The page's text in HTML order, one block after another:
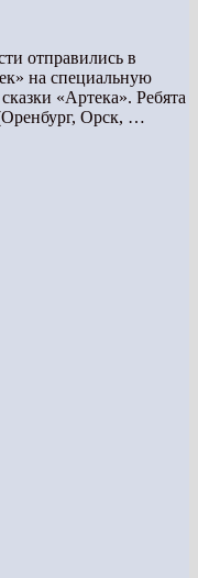
отправились в
на специальную
«Артека». Ребята
Орск, …